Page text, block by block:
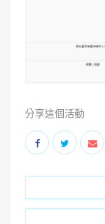
分享這個活動